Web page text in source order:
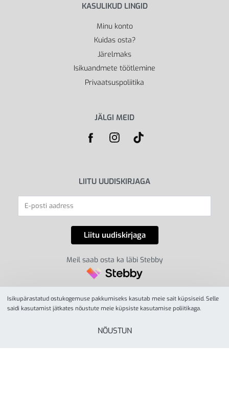
KASULIKUD LINGID
Minu konto
Kuidas osta?
Järelmaks
Isikuandmete töötlemine
Privaatsuspoliitika
JÄLGI MEID
LIITU UUDISKIRJAGA
Meil saab osta ka läbi Stebby
Isikupärastatud ostukogemuse pakkumiseks kasutab meie sait küpsiseid. Selle
saidi kasutamist jätkates nõustute meie küpsiste kasutamise poliitikaga.
NÕUSTUN